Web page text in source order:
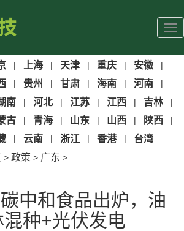
| 上海 | 天津 | 重庆 | 安徽 |
| 贵州 | 甘肃 | 海南 | 河南 |
南 | 河北 | 江苏 | 江西 | 吉林 |
古 | 青海 | 山东 | 山西 | 陕西 |
| 云南 | 浙江 | 香港 |
台湾
> 政策 > 广东 >
中和食品出炉，油
混种+光伏发电